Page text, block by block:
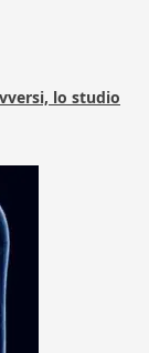
lo studio